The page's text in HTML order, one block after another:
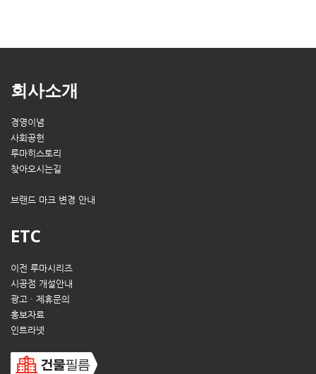
회사소개
경영이념
사회공헌
루마히스토리
찾아오시는길
브랜드 마크 변경 안내
ETC
이전 루마시리즈
시공점 개설안내
광고 · 제휴문의
홍보자료
인트라넷